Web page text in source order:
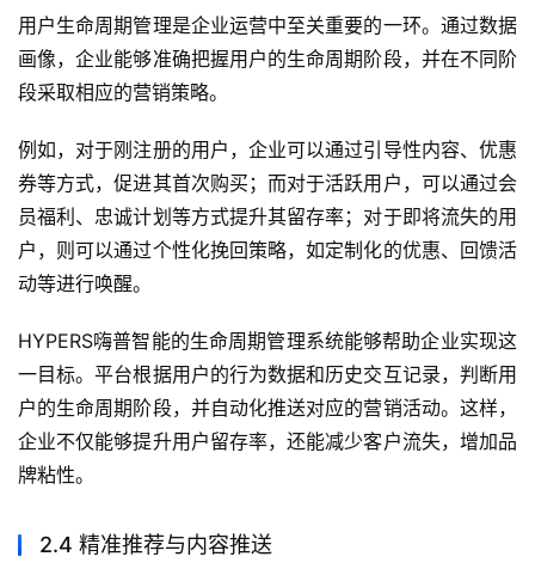
用户生命周期管理是企业运营中至关重要的一环。通过数据
画像，企业能够准确把握用户的生命周期阶段，并在不同阶
段采取相应的营销策略。
例如，对于刚注册的用户，企业可以通过引导性内容、优惠
券等方式，促进其首次购买；而对于活跃用户，可以通过会
员福利、忠诚计划等方式提升其留存率；对于即将流失的用
户，则可以通过个性化挽回策略，如定制化的优惠、回馈活
动等进行唤醒。
HYPERS嗨普智能的生命周期管理系统能够帮助企业实现这
一目标。平台根据用户的行为数据和历史交互记录，判断用
户的生命周期阶段，并自动化推送对应的营销活动。这样，
企业不仅能够提升用户留存率，还能减少客户流失，增加品
牌粘性。
2.4 精准推荐与内容推送